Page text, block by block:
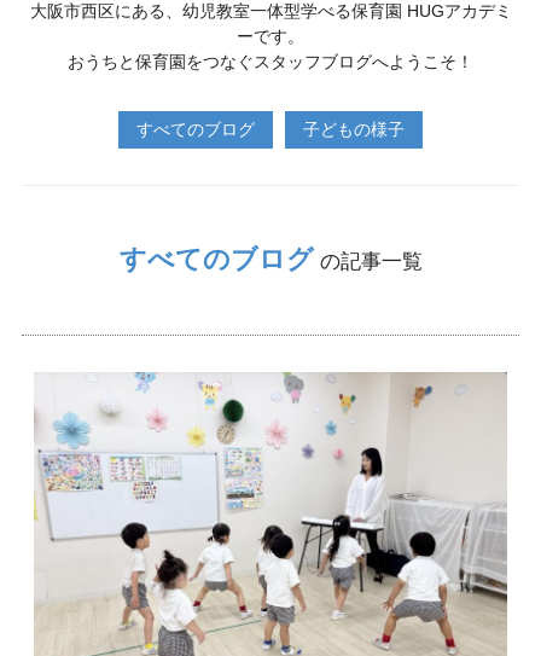
大阪市西区にある、幼児教室一体型学べる保育園 HUGアカデミ
ーです。
おうちと保育園をつなぐスタッフブログへようこそ！
すべてのブログ 子どもの様子
すべてのブログ の記事一覧